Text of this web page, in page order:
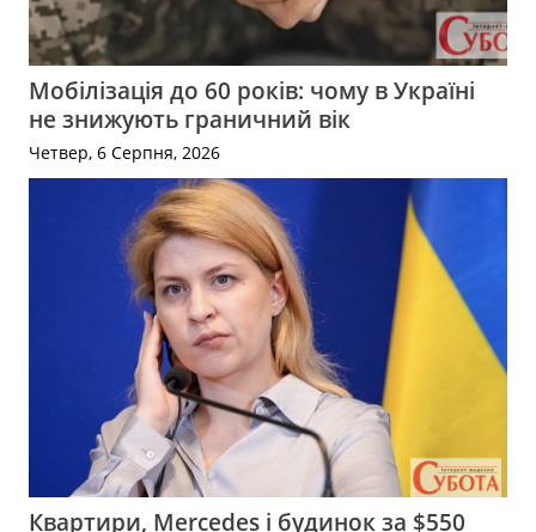
Мобілізація до 60 років: чому в Україні
не знижують граничний вік
Четвер, 6 Серпня, 2026
Квартири, Mercedes і будинок за $550